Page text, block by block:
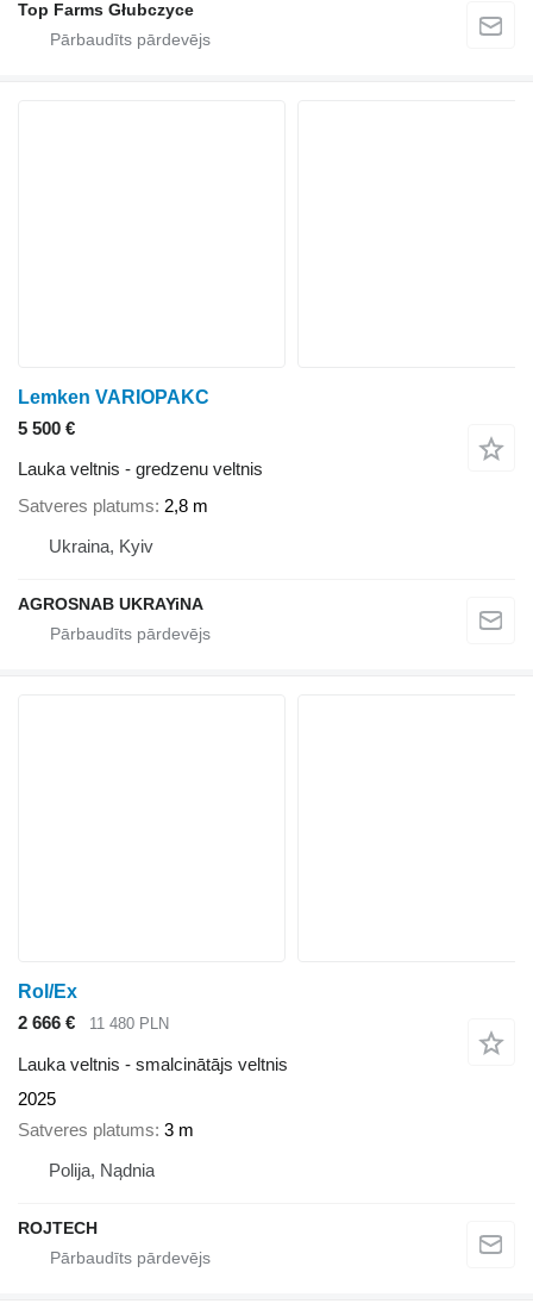
Top Farms Głubczyce
Lemken VARIOPAKC
5 500 €
Lauka veltnis - gredzenu veltnis
Satveres platums 2,8 m
Ukraina, Kyiv
AGROSNAB UKRAYiNA
Rol/Ex
2 666 €
11 480 PLN
Lauka veltnis - smalcinātājs veltnis
2025
Satveres platums 3 m
Polija, Nądnia
ROJTECH